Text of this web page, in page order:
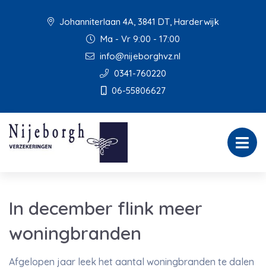
Johanniterlaan 4A, 3841 DT, Harderwijk
Ma - Vr 9:00 - 17:00
info@nijeborghvz.nl
0341-760220
06-55806627
In december flink meer
woningbranden
Afgelopen jaar leek het aantal woningbranden te dalen